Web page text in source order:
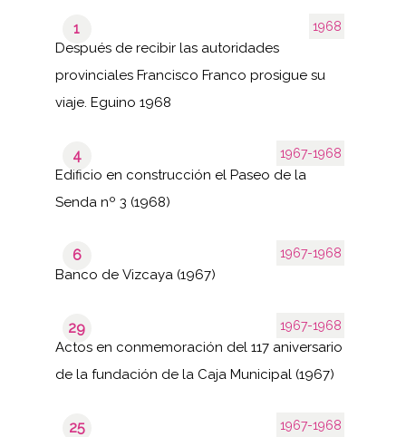
1968
1
Después de recibir las autoridades
provinciales Francisco Franco prosigue su
viaje. Eguino 1968
1967-1968
4
Edificio en construcción el Paseo de la
Senda nº 3 (1968)
1967-1968
6
Banco de Vizcaya (1967)
1967-1968
29
Actos en conmemoración del 117 aniversario
de la fundación de la Caja Municipal (1967)
1967-1968
25